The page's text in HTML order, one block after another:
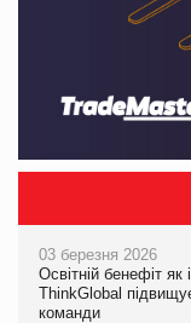
03 березня 2026
Освітній бенефіт
ThinkGlobal
команди